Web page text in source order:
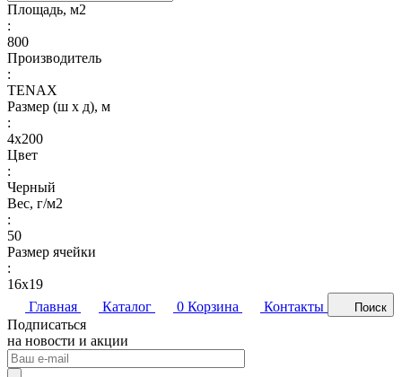
Площадь, м2
:
800
Производитель
:
TENAX
Размер (ш х д), м
:
4х200
Цвет
:
Черный
Вес, г/м2
:
50
Размер ячейки
:
16х19
Главная
Каталог 0 Корзина Контакты Поиск
Подписаться
на новости и акции